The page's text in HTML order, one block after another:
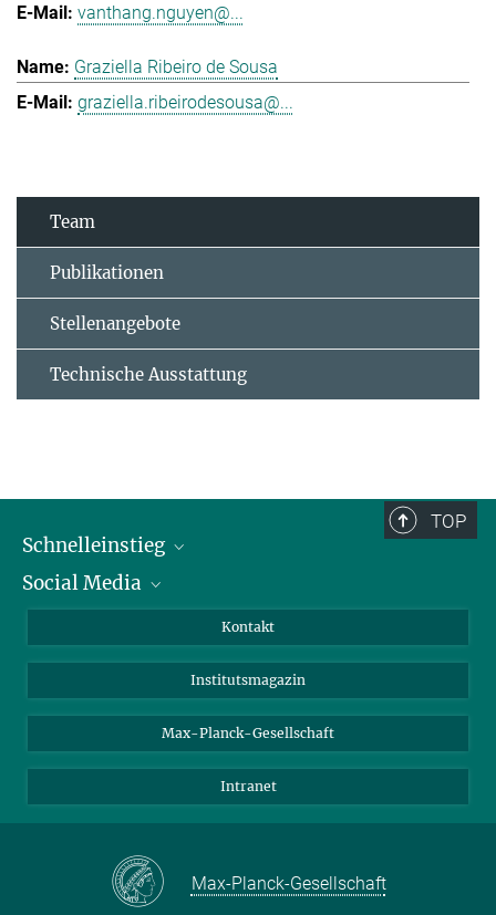
vanthang.nguyen@...
Graziella Ribeiro de Sousa
graziella.ribeirodesousa@...
Team
Publikationen
Stellenangebote
Technische Ausstattung
TOP
Schnelleinstieg
Alumni
Fördernde
Schulen
Studierende
Social Media
Bluesky
Facebook
YouTube
Kontakt
Institutsmagazin
Max-Planck-Gesellschaft
Intranet
Max-Planck-Gesellschaft